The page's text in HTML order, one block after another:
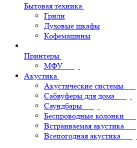
Бытовая техника
Грили
Духовые шкафы
Кофемашины
Принтеры
МФУ
Акустика
Акустические системы
Сабвуферы для дома
Саундбары
Беспроводные колонки
Встраиваемая акустика
Всепогодная акустика